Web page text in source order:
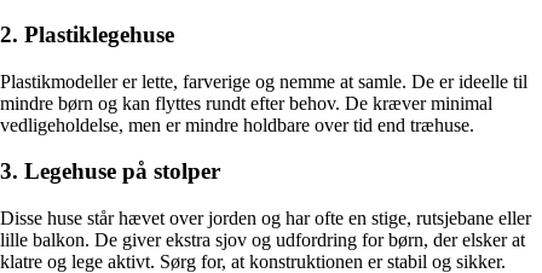
2. Plastiklegehuse
Plastikmodeller er lette, farverige og nemme at samle. De er ideelle til
mindre børn og kan flyttes rundt efter behov. De kræver minimal
vedligeholdelse, men er mindre holdbare over tid end træhuse.
3. Legehuse på stolper
Disse huse står hævet over jorden og har ofte en stige, rutsjebane eller
lille balkon. De giver ekstra sjov og udfordring for børn, der elsker at
klatre og lege aktivt. Sørg for, at konstruktionen er stabil og sikker.